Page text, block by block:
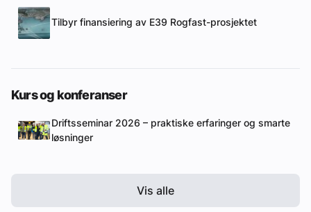
Tilbyr finansiering av E39 Rogfast-prosjektet
Kurs og konferanser
Driftsseminar 2026 – praktiske erfaringer og smarte
løsninger
Vis alle